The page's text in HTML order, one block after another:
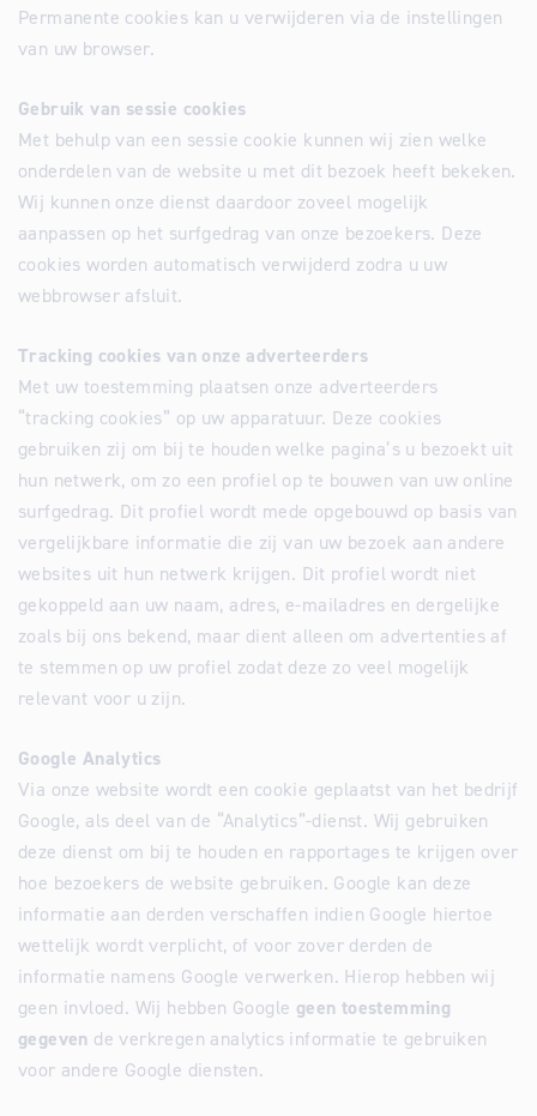
Permanente cookies kan u verwijderen via de instellingen
van uw browser.
Gebruik van sessie cookies
Met behulp van een sessie cookie kunnen wij zien welke
onderdelen van de website u met dit bezoek heeft bekeken.
Wij kunnen onze dienst daardoor zoveel mogelijk
aanpassen op het surfgedrag van onze bezoekers. Deze
cookies worden automatisch verwijderd zodra u uw
webbrowser afsluit.
Tracking cookies van onze adverteerders
Met uw toestemming plaatsen onze adverteerders
“tracking cookies” op uw apparatuur. Deze cookies
gebruiken zij om bij te houden welke pagina’s u bezoekt uit
hun netwerk, om zo een profiel op te bouwen van uw online
surfgedrag. Dit profiel wordt mede opgebouwd op basis van
vergelijkbare informatie die zij van uw bezoek aan andere
websites uit hun netwerk krijgen. Dit profiel wordt niet
gekoppeld aan uw naam, adres, e-mailadres en dergelijke
zoals bij ons bekend, maar dient alleen om advertenties af
te stemmen op uw profiel zodat deze zo veel mogelijk
relevant voor u zijn.
Google Analytics
Via onze website wordt een cookie geplaatst van het bedrijf
Google, als deel van de “Analytics”-dienst. Wij gebruiken
deze dienst om bij te houden en rapportages te krijgen over
hoe bezoekers de website gebruiken. Google kan deze
informatie aan derden verschaffen indien Google hiertoe
wettelijk wordt verplicht, of voor zover derden de
informatie namens Google verwerken. Hierop hebben wij
geen invloed. Wij hebben Google geen toestemming
gegeven de verkregen analytics informatie te gebruiken
voor andere Google diensten.